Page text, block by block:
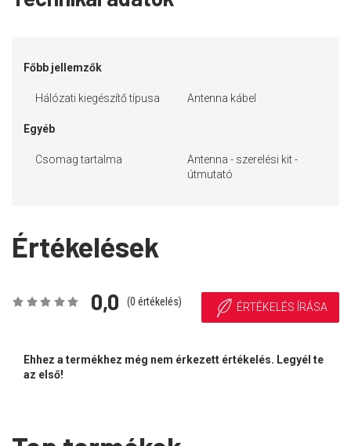
Főbb jellemzők
Hálózati kiegészítő típusa Antenna kábel
Egyéb
Csomag tartalma
Antenna - szerelési kit -
útmutató
Értékelések
0,0 (0 értékelés) ÉRTÉKELÉS ÍRÁSA
Ehhez a termékhez még nem érkezett értékelés. Legyél te
az első!